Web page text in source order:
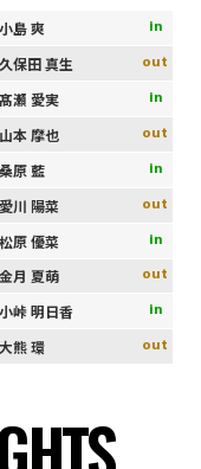
in
小島 爽
out
久保田 真生
in
髙瀬 愛実
out
山本 摩也
in
桑原 藍
out
愛川 陽菜
in
松原 優菜
out
金月 夏萌
in
小峠 明日香
out
大熊 環